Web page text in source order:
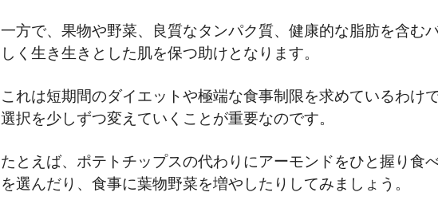
一方で、果物や野菜、良質なタンパク質、健康的な脂肪を含む
しく生き生きとした肌を保つ助けとなります。
これは短期間のダイエットや極端な食事制限を求めているわけ
選択を少しずつ変えていくことが重要なのです。
たとえば、ポテトチップスの代わりにアーモンドをひと握り食
を選んだり、食事に葉物野菜を増やしたりしてみましょう。